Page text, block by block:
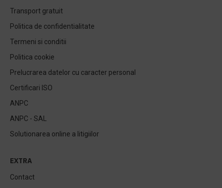
Transport gratuit
Politica de confidentialitate
Termeni si conditii
Politica cookie
Prelucrarea datelor cu caracter personal
Certificari ISO
ANPC
ANPC - SAL
Solutionarea online a litigiilor
EXTRA
Contact